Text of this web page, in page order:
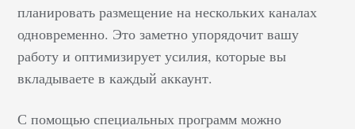
планировать размещение на нескольких каналах
одновременно. Это заметно упорядочит вашу
работу и оптимизирует усилия, которые вы
вкладываете в каждый аккаунт.
С помощью специальных программ можно